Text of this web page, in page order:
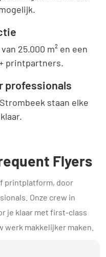
25.000 m² en een
printpartners.
professionals
staan elke
Flyers
printplatform, door
Onze crew in
je klaar met first-class
werk makkelijker maken.